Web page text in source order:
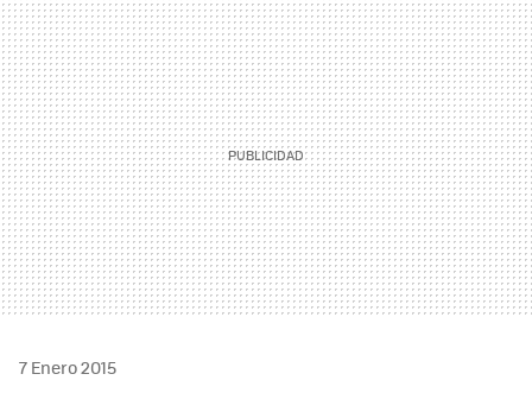
MAIL
7 Enero 2015